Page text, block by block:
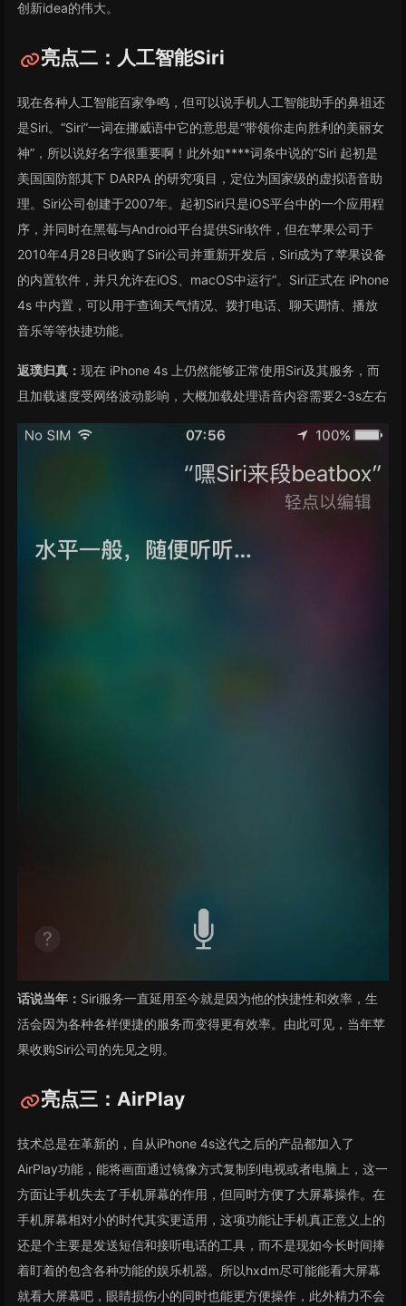
创新idea的伟大。
亮点二：人工智能Siri
现在各种人工智能百家争鸣，但可以说手机人工智能助手的鼻祖还
是Siri。“Siri”一词在挪威语中它的意思是“带领你走向胜利的美丽女
神”，所以说好名字很重要啊！此外如****词条中说的”Siri 起初是
美国国防部其下 DARPA 的研究项目，定位为国家级的虚拟语音助
理。Siri公司创建于2007年。起初Siri只是iOS平台中的一个应用程
序，并同时在黑莓与Android平台提供Siri软件，但在苹果公司于
2010年4月28日收购了Siri公司并重新开发后，Siri成为了苹果设备
的内置软件，并只允许在iOS、macOS中运行”。Siri正式在 iPhone
4s 中内置，可以用于查询天气情况、拨打电话、聊天调情、播放
音乐等等快捷功能。
返璞归真： 现在 iPhone 4s 上仍然能够正常使用Siri及其服务，而
且加载速度受网络波动影响，大概加载处理语音内容需要2-3s左右
话说当年： Siri服务一直延用至今就是因为他的快捷性和效率，生
活会因为各种各样便捷的服务而变得更有效率。由此可见，当年苹
果收购Siri公司的先见之明。
亮点三：AirPlay
技术总是在革新的，自从iPhone 4s这代之后的产品都加入了
AirPlay功能，能将画面通过镜像方式复制到电视或者电脑上，这一
方面让手机失去了手机屏幕的作用，但同时方便了大屏幕操作。在
手机屏幕相对小的时代其实更适用，这项功能让手机真正意义上的
还是个主要是发送短信和接听电话的工具，而不是现如今长时间捧
着盯着的包含各种功能的娱乐机器。所以hxdm尽可能能看大屏幕
就看大屏幕吧，眼睛损伤小的同时也能更方便操作，此外精力不会